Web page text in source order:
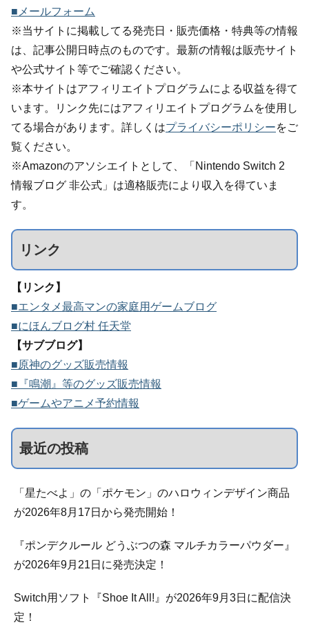
■メールフォーム
※当サイトに掲載してる発売日・販売価格・特典等の情報
は、記事公開日時点のものです。最新の情報は販売サイト
や公式サイト等でご確認ください。
※本サイトはアフィリエイトプログラムによる収益を得て
います。リンク先にはアフィリエイトプログラムを使用し
てる場合があります。詳しくはプライバシーポリシーをご
覧ください。
※Amazonのアソシエイトとして、「Nintendo Switch 2
情報ブログ 非公式」は適格販売により収入を得ていま
す。
リンク
【リンク】
■エンタメ最高マンの家庭用ゲームブログ
■にほんブログ村 任天堂
【サブブログ】
■原神のグッズ販売情報
■『鳴潮』等のグッズ販売情報
■ゲームやアニメ予約情報
最近の投稿
「星たべよ」の「ポケモン」のハロウィンデザイン商品
が2026年8月17日から発売開始！
『ポンデクルール どうぶつの森 マルチカラーパウダー』
が2026年9月21日に発売決定！
Switch用ソフト『Shoe It All!』が2026年9月3日に配信決
定！